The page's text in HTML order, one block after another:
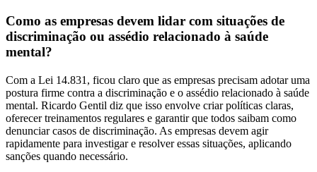
Como as empresas devem lidar com situações de
discriminação ou assédio relacionado à saúde
mental?
Com a Lei 14.831, ficou claro que as empresas precisam adotar uma
postura firme contra a discriminação e o assédio relacionado à saúde
mental. Ricardo Gentil diz que isso envolve criar políticas claras,
oferecer treinamentos regulares e garantir que todos saibam como
denunciar casos de discriminação. As empresas devem agir
rapidamente para investigar e resolver essas situações, aplicando
sanções quando necessário.